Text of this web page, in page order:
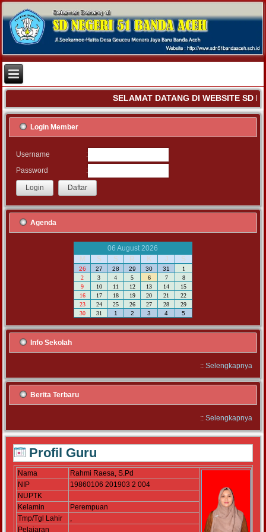
SELAMAT DATANG DI WEBSITE SD
Login Member
Username
:
Password
:
Agenda
06 August 2026
M
S S R K J S
26 27 28 29 30 31
1
2
3 4 5 6 7
8
9
10 11 12 13 14
15
16
17 18 19 20 21
22
23
24 25 26 27 28
29
30
31 1 2 3 4 5
Info Sekolah
:: Selengkapnya
Berita Terbaru
:: Selengkapnya
Profil Guru
Nama
Rahmi Raesa, S.Pd
NIP
19860106 201903 2 004
NUPTK
Kelamin
Perempuan
Tmp/Tgl Lahir
,
Pelajaran